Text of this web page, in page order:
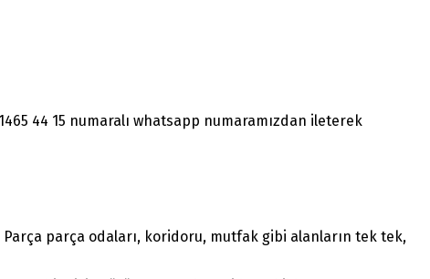
44 15 numaralı whatsapp numaramızdan ileterek
parça odaları, koridoru, mutfak gibi alanların tek tek,